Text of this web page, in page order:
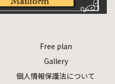
Free plan
Gallery
個人情報保護法について